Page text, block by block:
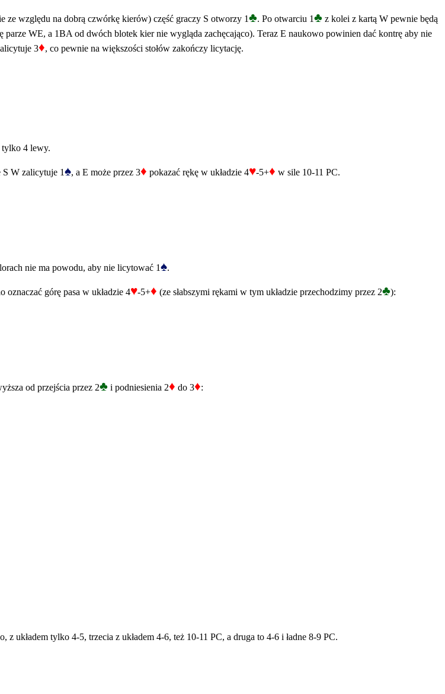
ze względu na dobrą czwórkę kierów) część graczy S otworzy 1♣. Po otwarciu 1♣ z kolei z kartą W pewnie będą
parze WE, a 1BA od dwóch blotek kier nie wygląda zachęcająco). Teraz E naukowo powinien dać kontrę aby nie
3♦, co pewnie na większości stołów zakończy licytację.
tylko 4 lewy.
S W zalicytuje 1♠, a E może przez 3♦ pokazać rękę w układzie 4♥-5+♦ w sile 10-11 PC.
nie ma powodu, aby nie licytować 1♠.
oznaczać górę pasa w układzie 4♥-5+♦ (ze słabszymi rękami w tym układzie przechodzimy przez 2♣):
od przejścia przez 2♣ i podniesienia 2♦ do 3♦:
tylko 4-5, trzecia z układem 4-6, też 10-11 PC, a druga to 4-6 i ładne 8-9 PC.